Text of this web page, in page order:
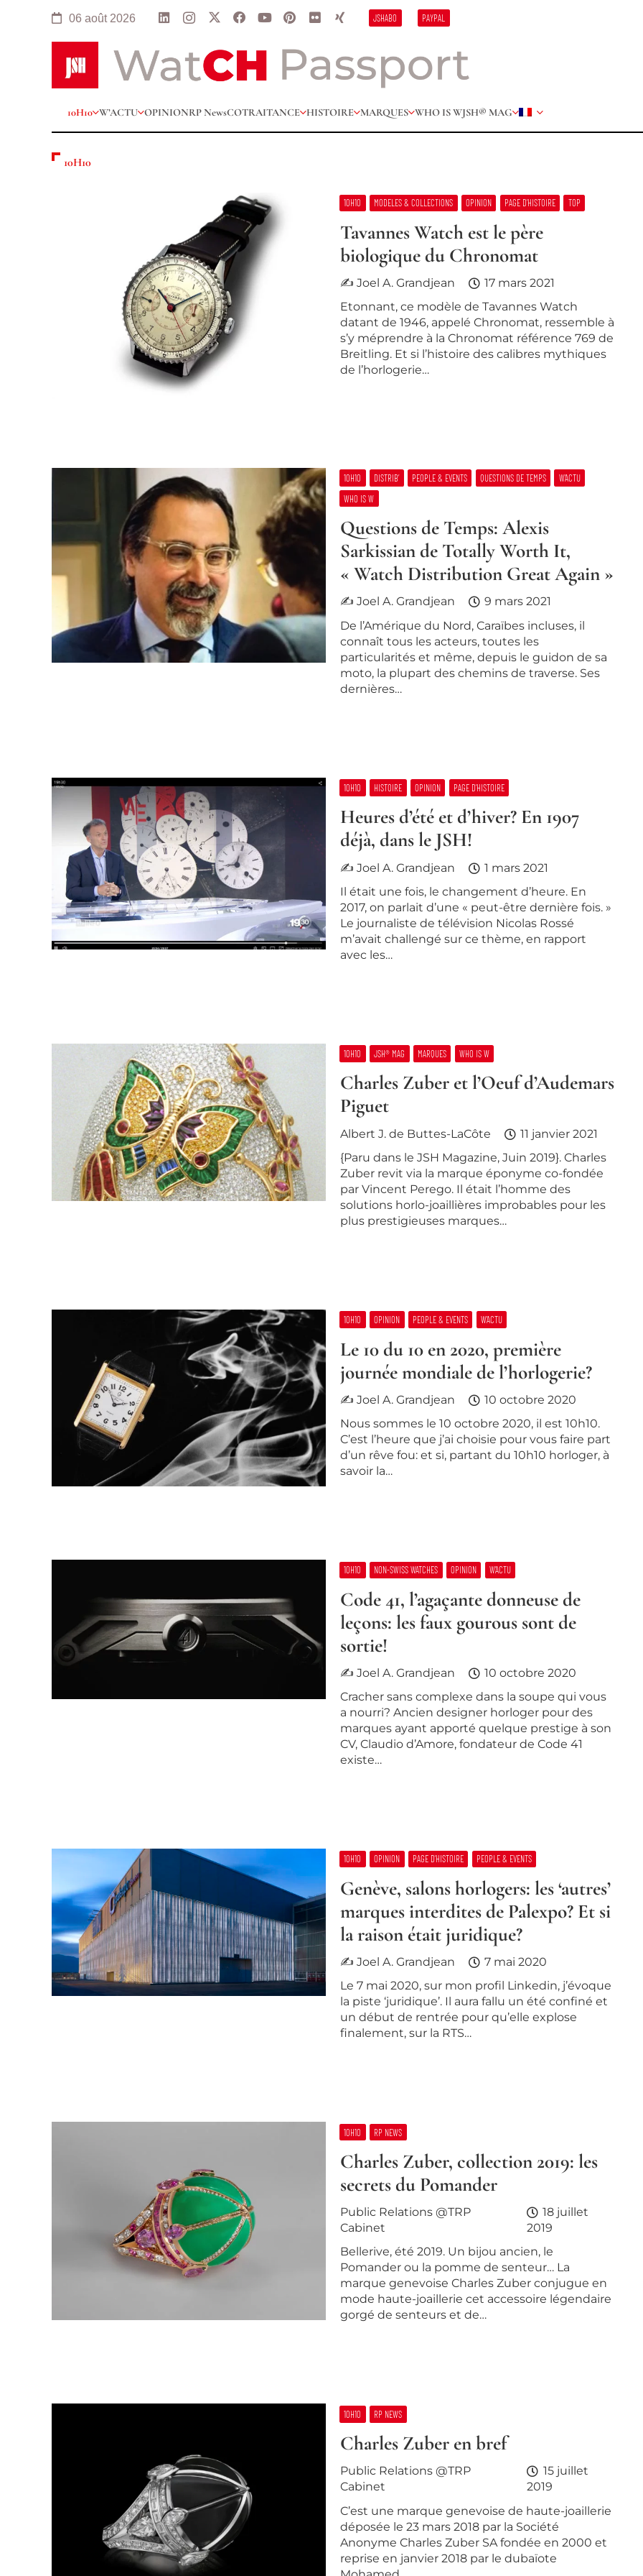
06 août 2026 JSHABO PAYPAL
10H10 W’ACTU OPINIONRP NewsCOTRAITANCE HISTOIRE MARQUES WHO IS WJSH® MAG
10H10
10H10 MODELES & COLLECTIONS OPINION PAGE D’HISTOIRE TOP
Tavannes Watch est le père
biologique du Chronomat
✍ Joel A. Grandjean
17 mars 2021
Etonnant, ce modèle de Tavannes Watch
datant de 1946, appelé Chronomat, ressemble à
s’y méprendre à la Chronomat référence 769 de
Breitling. Et si l’histoire des calibres mythiques
de l’horlogerie…
10H10 DISTRIB’ PEOPLE & EVENTS QUESTIONS DE TEMPS
W’ACTU
WHO IS W
Questions de Temps: Alexis
Sarkissian de Totally Worth It,
« Watch Distribution Great Again »​
✍ Joel A. Grandjean
9 mars 2021
De l’Amérique du Nord, Caraïbes incluses, il
connaît tous les acteurs, toutes les
particularités et même, depuis le guidon de sa
moto, la plupart des chemins de traverse. Ses
dernières…
10H10 HISTOIRE OPINION PAGE D’HISTOIRE
Heures d’été et d’hiver? En 1907
déjà, dans le JSH!
✍ Joel A. Grandjean
1 mars 2021
Il était une fois, le changement d’heure. En
2017, on parlait d’une « peut-être dernière fois. »
Le journaliste de télévision Nicolas Rossé
m’avait challengé sur ce thème, en rapport
avec les…
10H10 JSH® MAG MARQUES WHO IS W
Charles Zuber et l’Oeuf d’Audemars
Piguet
Albert J. de Buttes-LaCôte
11 janvier 2021
{Paru dans le JSH Magazine, Juin 2019}. Charles
Zuber revit via la marque éponyme co-fondée
par Vincent Perego. Il était l’homme des
solutions horlo-joaillières improbables pour les
plus prestigieuses marques…
10H10 OPINION PEOPLE & EVENTS W’ACTU
Le 10 du 10 en 2020, première
journée mondiale de l’horlogerie?
✍ Joel A. Grandjean
10 octobre 2020
Nous sommes le 10 octobre 2020, il est 10h10.
C’est l’heure que j’ai choisie pour vous faire part
d’un rêve fou: et si, partant du 10h10 horloger, à
savoir la…
10H10 NON-SWISS WATCHES OPINION W’ACTU
Code 41, l’agaçante donneuse de
leçons: les faux gourous sont de
sortie!
✍ Joel A. Grandjean
10 octobre 2020
Cracher sans complexe dans la soupe qui vous
a nourri? Ancien designer horloger pour des
marques ayant apporté quelque prestige à son
CV, Claudio d’Amore, fondateur de Code 41
existe…
10H10 OPINION PAGE D’HISTOIRE PEOPLE & EVENTS
Genève, salons horlogers: les ‘autres’
marques interdites de Palexpo? Et si
la raison était juridique?
✍ Joel A. Grandjean
7 mai 2020
Le 7 mai 2020, sur mon profil Linkedin, j’évoque
la piste ‘juridique’. Il aura fallu un été confiné et
un début de rentrée pour qu’elle explose
finalement, sur la RTS…
10H10 RP NEWS
Charles Zuber, collection 2019: les
secrets du Pomander
Public Relations @TRP
Cabinet
18 juillet
2019
Bellerive, été 2019. Un bijou ancien, le
Pomander ou la pomme de senteur… La
marque genevoise Charles Zuber conjugue en
mode haute-joaillerie cet accessoire légendaire
gorgé de senteurs et de…
10H10 RP NEWS
Charles Zuber en bref
Public Relations @TRP
Cabinet
15 juillet
2019
C’est une marque genevoise de haute-joaillerie
déposée le 23 mars 2018 par la Société
Anonyme Charles Zuber SA fondée en 2000 et
reprise en janvier 2018 par le dubaïote